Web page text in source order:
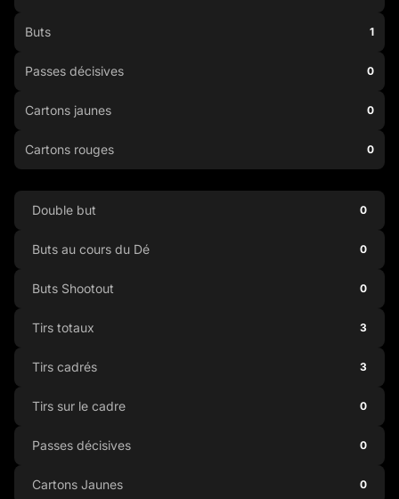
Buts 1
Passes décisives 0
Cartons jaunes 0
Cartons rouges 0
Double but 0
Buts au cours du Dé 0
Buts Shootout 0
Tirs totaux 3
Tirs cadrés 3
Tirs sur le cadre 0
Passes décisives 0
Cartons Jaunes 0